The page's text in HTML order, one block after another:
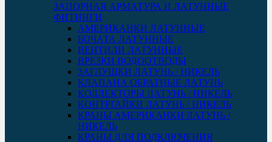
ЗАПОРНАЯ АРМАТУРА И ЛАТУННЫЕ
ФИТИНГИ
АМЕРИКАНКИ ЛАТУННЫЕ
БОЧАТА ЛАТУННЫЕ
ВЕНТИЛИ ЛАТУННЫЕ
ВРЕЗКИ ВОДООТВОДЫ
ЗАГЛУШКИ ЛАТУНЬ / НИКЕЛЬ
КЛАПАНА ОБРАТНЫЕ ЛАТУНЬ
КОЛЛЕКТОРЫ ЛАТУНЬ / НИКЕЛЬ
КОНТРГАЙКИ ЛАТУНЬ / НИКЕЛЬ
КРАНЫ АМЕРИКАНКИ ЛАТУНЬ /
НИКЕЛЬ
КРАНЫ ДЛЯ ПОДКЛЮЧЕНИЯ